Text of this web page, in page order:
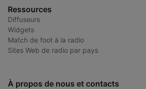
Ressources
Diffuseurs
Widgets
Match de foot à la radio
Sites Web de radio par pays
À propos de nous et contacts